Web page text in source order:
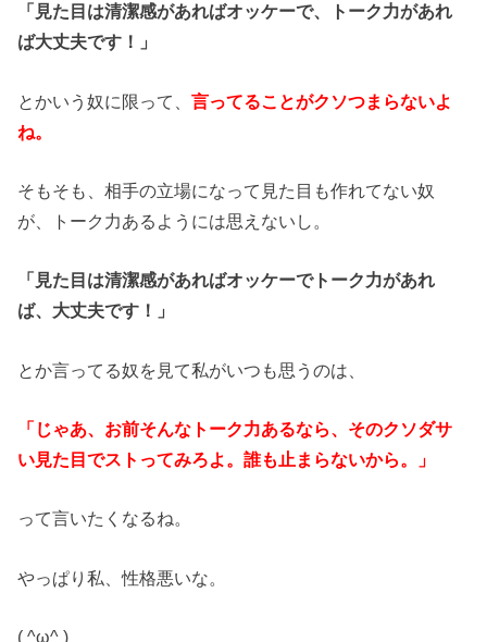
「見た目は清潔感があればオッケーで、トーク力があれ
ば大丈夫です！」
とかいう奴に限って、言ってることがクソつまらないよ
ね。
そもそも、相手の立場になって見た目も作れてない奴
が、トーク力あるようには思えないし。
「見た目は清潔感があればオッケーでトーク力があれ
ば、大丈夫です！」
とか言ってる奴を見て私がいつも思うのは、
「じゃあ、お前そんなトーク力あるなら、そのクソダサ
い見た目でストってみろよ。誰も止まらないから。」
って言いたくなるね。
やっぱり私、性格悪いな。
( ^ω^ )